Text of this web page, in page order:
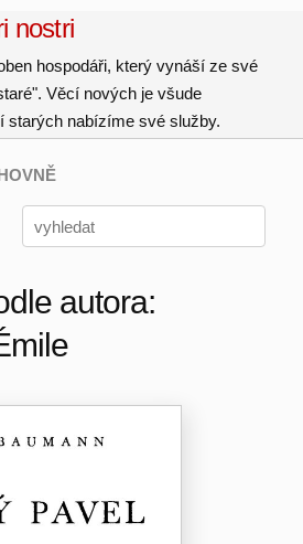
nostri
hospodáři, který vynáší ze své
Věcí nových je všude
starých nabízíme své služby.
autora: